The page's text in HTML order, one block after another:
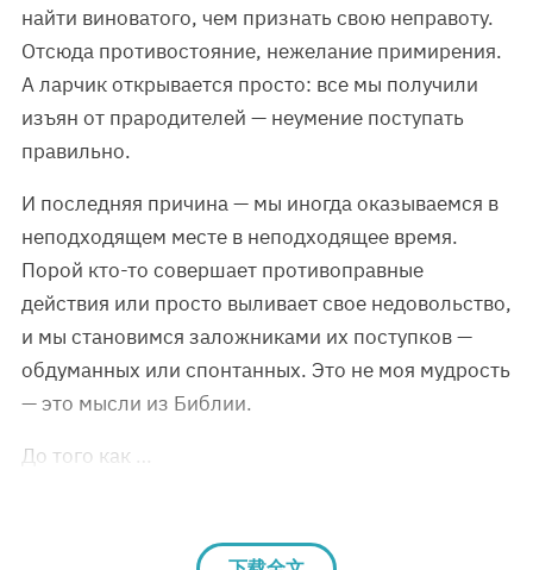
найти виноватого, чем признать свою неправоту.
Отсюда противостояние, нежелание примирения.
А ларчик открывается просто: все мы получили
изъян от прародителей — неумение поступать
правильно.
И последняя причина — мы иногда оказываемся в
неподходящем месте в неподходящее время.
Порой кто-то совершает противоправные
действия или просто выливает свое недовольство,
и мы становимся заложниками их поступков —
обдуманных или спонтанных. Это не моя мудрость
— это мысли из Библии.
До того как …